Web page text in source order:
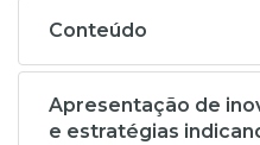
Conteúdo
Apresentação de
e estratégias